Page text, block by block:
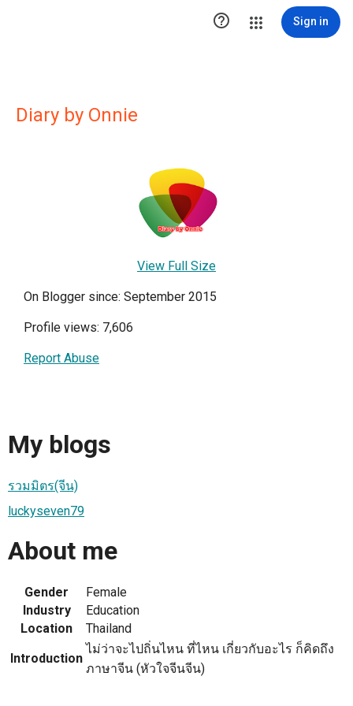
 Sign in
Diary by Onnie
View Full Size
On Blogger since: September 2015
Profile views: 7,606
Report Abuse
My blogs
รวมมิตร(จีน)
luckyseven79
About me
Gender
Female
Industry
Education
Location
Thailand
Introduction
ไม่ว่าจะไปถิ่นไหน ที่ไหน เกี่ยวกับอะไร ก็คิดถึง
ภาษาจีน (หัวใจจีนจีน)